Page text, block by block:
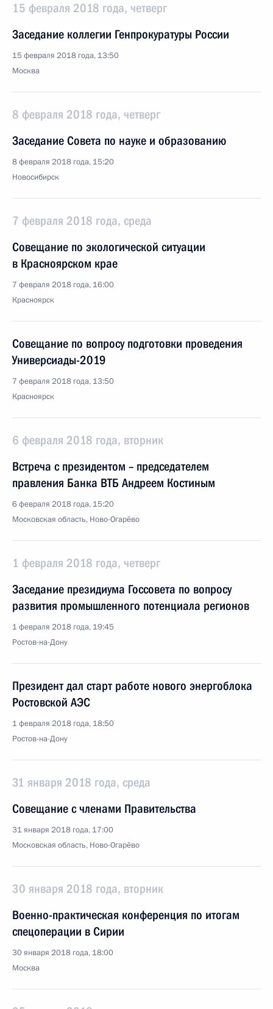
15 февраля 2018 года, четверг
Заседание коллегии Генпрокуратуры России
15 февраля 2018 года, 13:50
Москва
8 февраля 2018 года, четверг
Заседание Совета по науке и образованию
8 февраля 2018 года, 15:20
Новосибирск
7 февраля 2018 года, среда
Совещание по экологической ситуации
в Красноярском крае
7 февраля 2018 года, 16:00
Красноярск
Совещание по вопросу подготовки проведения
Универсиады-2019
7 февраля 2018 года, 13:50
Красноярск
6 февраля 2018 года, вторник
Встреча с президентом – председателем
правления Банка ВТБ Андреем Костиным
6 февраля 2018 года, 15:20
Московская область, Ново-Огарёво
1 февраля 2018 года, четверг
Заседание президиума Госсовета по вопросу
развития промышленного потенциала регионов
1 февраля 2018 года, 19:45
Ростов-на-Дону
Президент дал старт работе нового энергоблока
Ростовской АЭС
1 февраля 2018 года, 18:50
Ростов-на-Дону
31 января 2018 года, среда
Совещание с членами Правительства
31 января 2018 года, 17:00
Московская область, Ново-Огарёво
30 января 2018 года, вторник
Военно-практическая конференция по итогам
спецоперации в Сирии
30 января 2018 года, 18:00
Москва